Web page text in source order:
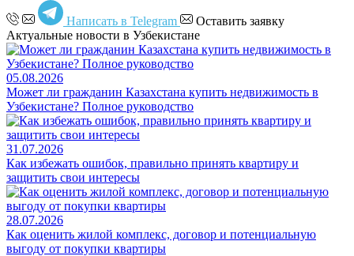
Написать в Telegram
Оставить заявку
Актуальные новости в Узбекистане
05.08.2026
Может ли гражданин Казахстана купить недвижимость в
Узбекистане? Полное руководство
31.07.2026
Как избежать ошибок, правильно принять квартиру и
защитить свои интересы
28.07.2026
Как оценить жилой комплекс, договор и потенциальную
выгоду от покупки квартиры